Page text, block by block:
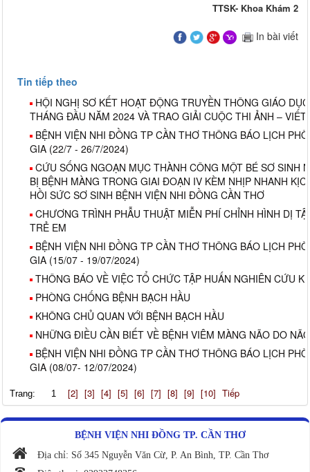
TTSK- Khoa Khám 2
In bài viết
Tin tiếp theo
HỘI NGHỊ SƠ KẾT HOẠT ĐỘNG TRUYỀN THÔNG GIÁO
THÁNG ĐẦU NĂM 2024 VÀ TRAO GIẢI CUỘC THI ẢNH – VIẾT
BỆNH VIỆN NHI ĐỒNG TP CẦN THƠ THÔNG BÁO LỊCH
GIA (22/7 - 26/7/2024)
CỨU SỐNG NGOẠN MỤC THÀNH CÔNG MỘT BÉ SƠ SINH
BỊ BỆNH MÀNG TRONG GIAI ĐOẠN IV KÈM NHỊP NHANH
HỒI SỨC SƠ SINH BỆNH VIỆN NHI ĐỒNG CẦN THƠ
CHƯƠNG TRÌNH PHẪU THUẬT MIỄN PHÍ CHỈNH HÌNH DỊ
TRẺ EM
BỆNH VIỆN NHI ĐỒNG TP CẦN THƠ THÔNG BÁO LỊCH
GIA (15/07 - 19/07/2024)
THÔNG BÁO VỀ VIỆC TỔ CHỨC TẬP HUẤN NGHIÊN CỨU
PHÒNG CHỐNG BỆNH BẠCH HẦU
KHÔNG CHỦ QUAN VỚI BỆNH BẠCH HẦU
NHỮNG ĐIỀU CẦN BIẾT VỀ BỆNH VIÊM MÀNG NÃO DO
BỆNH VIỆN NHI ĐỒNG TP CẦN THƠ THÔNG BÁO LỊCH
GIA (08/07- 12/07/2024)
Trang: 1 [2] [3] [4] [5] [6] [7] [8] [9] [10] Tiếp
BỆNH VIỆN NHI ĐỒNG TP. CẦN THƠ
Địa chỉ: Số 345 Nguyễn Văn Cừ, P. An Bình, TP. Cần Thơ